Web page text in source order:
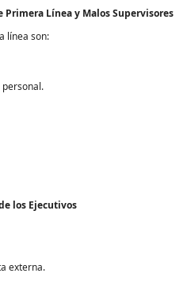
Línea y Malos Supervisores
línea son:
personal.
los Ejecutivos
externa.